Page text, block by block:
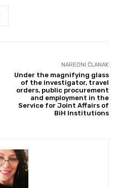
NAREDNI ČLANAK
Under the magnifying glass
of the investigator, travel
orders, public procurement
and employment in the
Service for Joint Affairs of
BiH Institutions